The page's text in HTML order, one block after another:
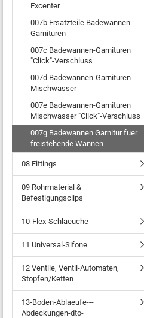
Excenter
007b Ersatzteile Badewannen-
Garnituren
007c Badewannen-Garnituren
"Click"-Verschluss
007d Badewannen-Garnituren
Mischwasser
007e Badewannen-Garnituren
Mischwasser "Click"-Verschluss
007g Badewannen Garnitur fuer
freistehende Wannen
08 Fittings
09 Rohrmaterial &
Befestigungsclips
10-Flex-Schlaeuche
11 Universal-Sifone
12 Ventile, Ventil-Automaten,
Stopfen/Ketten
13-Boden-Ablaeufe---
Abdeckungen-dto-